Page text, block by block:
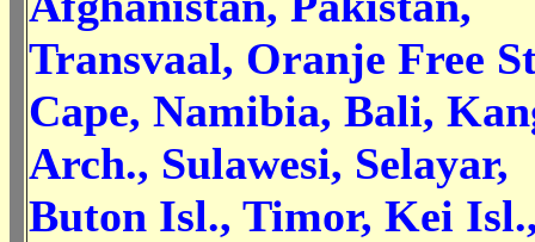
Transvaal, Oranje Free
Cape, Namibia, Bali,
Arch., Sulawesi, Selayar,
Buton Isl., Timor, Kei